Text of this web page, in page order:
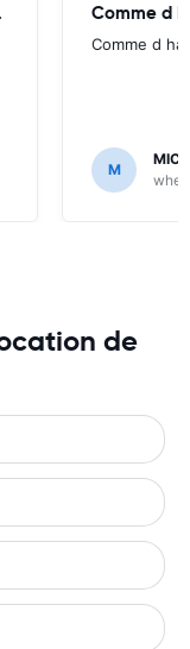
bien Comme d
Comme d
M
de